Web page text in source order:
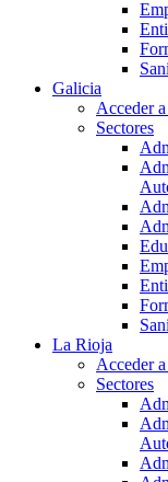
Galicia
Acceder
Sectores
La Rioja
Acceder
Sectores